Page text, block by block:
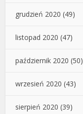
grudzień 2020 (49)
listopad 2020 (47)
październik 2020 (50)
wrzesień 2020 (43)
sierpień 2020 (39)